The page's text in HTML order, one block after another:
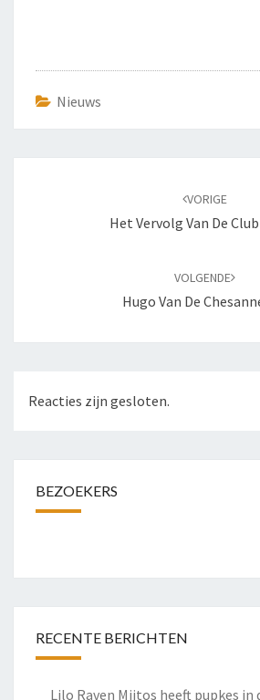
Nieuws
VORIGE
Het Vervolg Van De
VOLGENDE
Hugo Van De
Reacties zijn gesloten.
BEZOEKERS
RECENTE BERICHTEN
Lilo Raven Miitos heeft pupkes in